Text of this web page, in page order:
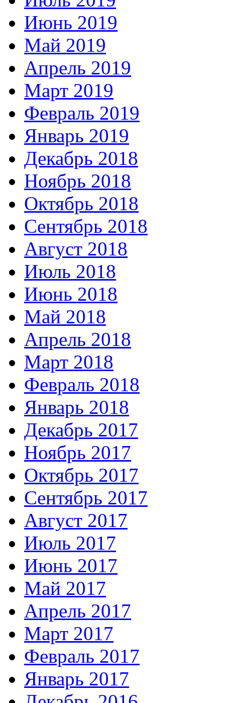
Июнь 2019
Май 2019
Апрель 2019
Март 2019
Февраль 2019
Январь 2019
Декабрь 2018
Ноябрь 2018
Октябрь 2018
Сентябрь 2018
Август 2018
Июль 2018
Июнь 2018
Май 2018
Апрель 2018
Март 2018
Февраль 2018
Январь 2018
Декабрь 2017
Ноябрь 2017
Октябрь 2017
Сентябрь 2017
Август 2017
Июль 2017
Июнь 2017
Май 2017
Апрель 2017
Март 2017
Февраль 2017
Январь 2017